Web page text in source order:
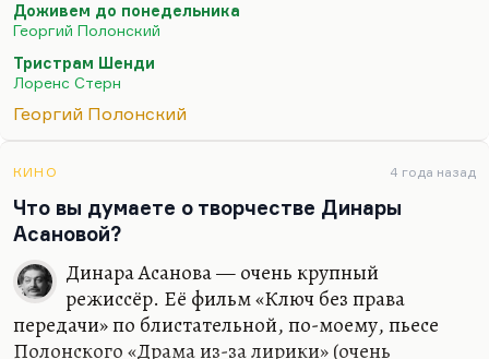
вернее — на размывание формы, на органику.
Как бы неорганическая химия — литература с её
жёсткими структурами — сменилась вот такой
органикой, глиной, пластилином. Я не думаю,
что это интересно читать, но это безумно приятно
Есть тексты, которые состоят практически из
одной экспозиции. И даже иногда это приём —
бесконечно долгая экспозиция, а потом
стремительный взрыв, стремительное…
Доживем до понедельника
Георгий Полонский
Тристрам Шенди
Лоренс Стерн
Георгий Полонский
КИНО 4 года назад
Что вы думаете о творчестве Динары
Асановой?
Динара Асанова — очень крупный
режиссёр. Её фильм «Ключ без права
передачи» по блистательной, по-моему, пьесе
Полонского «Драма из-за лирики» (очень